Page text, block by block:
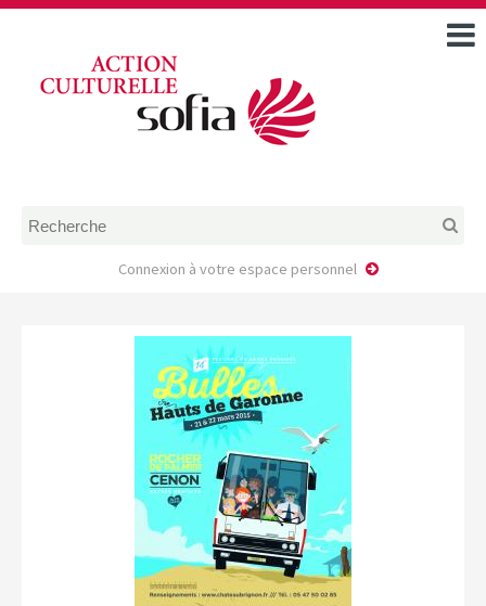
DOSSIERS DE DEMANDE
AUTEUR/PORTEUR DE
LA COPIE PRIVÉE
NUMÉRIQUE
LA CULTURE AVEC LA COPIE
PRIVÉE
Connexion à votre espace personnel